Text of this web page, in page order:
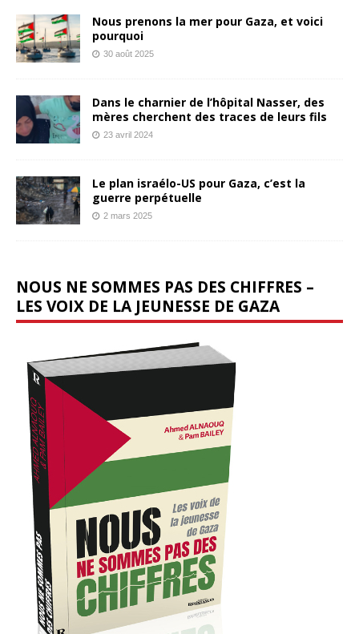
Nous prenons la mer pour Gaza, et voici
pourquoi
30 août 2025
Dans le charnier de l’hôpital Nasser, des
mères cherchent des traces de leurs fils
23 avril 2024
Le plan israélo-US pour Gaza, c’est la
guerre perpétuelle
2 mars 2025
NOUS NE SOMMES PAS DES CHIFFRES –
LES VOIX DE LA JEUNESSE DE GAZA